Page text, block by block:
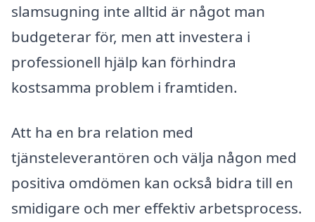
slamsugning inte alltid är något man
budgeterar för, men att investera i
professionell hjälp kan förhindra
kostsamma problem i framtiden.
Att ha en bra relation med
tjänsteleverantören och välja någon med
positiva omdömen kan också bidra till en
smidigare och mer effektiv arbetsprocess.